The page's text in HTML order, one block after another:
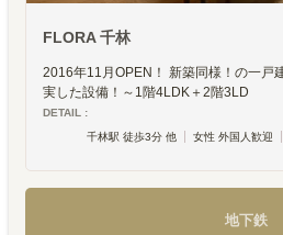
FLORA 千林
2016年11月OPEN！ 新築同様！の一戸
実した設備！～1階4LDK＋2階3LD
DETAIL :
千林駅 徒歩3分 他
女性 外国人歓迎
地下鉄